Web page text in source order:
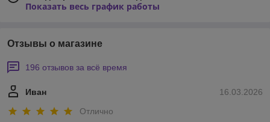
Показать весь график работы
Отзывы о магазине
196 отзывов за всё время
16.03.2026
Иван
Отлично